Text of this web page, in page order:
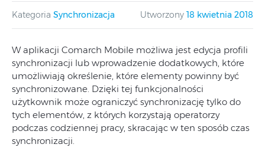
Kategoria Synchronizacja Utworzony 18 kwietnia 2018
W aplikacji Comarch Mobile możliwa jest edycja profili
synchronizacji lub wprowadzenie dodatkowych, które
umożliwiają określenie, które elementy powinny być
synchronizowane. Dzięki tej funkcjonalności
użytkownik może ograniczyć synchronizację tylko do
tych elementów, z których korzystają operatorzy
podczas codziennej pracy, skracając w ten sposób czas
synchronizacji.